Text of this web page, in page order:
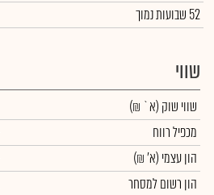
52 שבועות נמוך
שווי
שווי שוק (א` ₪)
מכפיל רווח
הון עצמי (א' ₪)
הון רשום למסחר